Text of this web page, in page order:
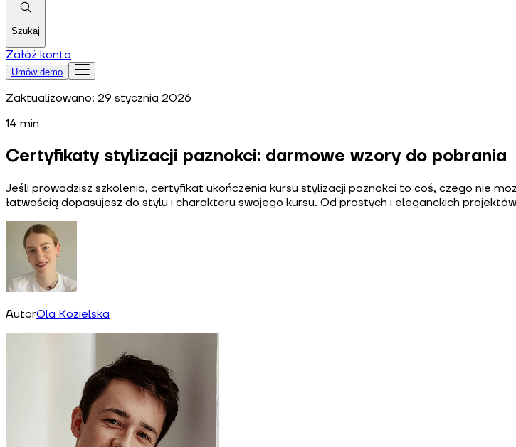
Szukaj
Załóż konto
Umów demo
Zaktualizowano: 29 stycznia 2026
14 min
Certyfikaty stylizacji paznokci: darmowe wzory do pobrania
Jeśli prowadzisz szkolenia, certyfikat ukończenia kursu stylizacji paznokci to coś, czego nie
łatwością dopasujesz do stylu i charakteru swojego kursu. Od prostych i eleganckich
AutorOla Kozielska